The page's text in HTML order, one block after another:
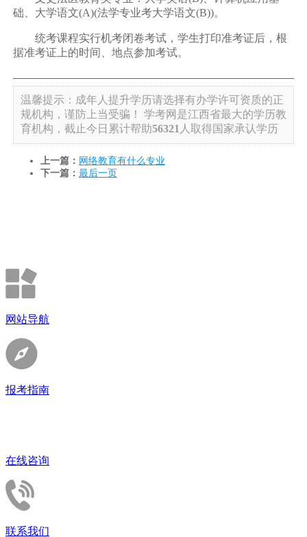
础、大学语文(A)(法学专业考大学语文(B))。
统考课程实行机考闭卷考试，学生打印准考证后，根
据准考证上的时间、地点参加考试。
温馨提示：成年人提升学历请选择有办学许可资质的正
规机构，谨防上当受骗！
学考网是江西省最大的学历教
育机构，截止今日累计帮助56321 人取得国家承认学历
上一篇： 网络教育有什么专业
下一篇： 最后一页
网站导航
报考指南
在线咨询
联系我们